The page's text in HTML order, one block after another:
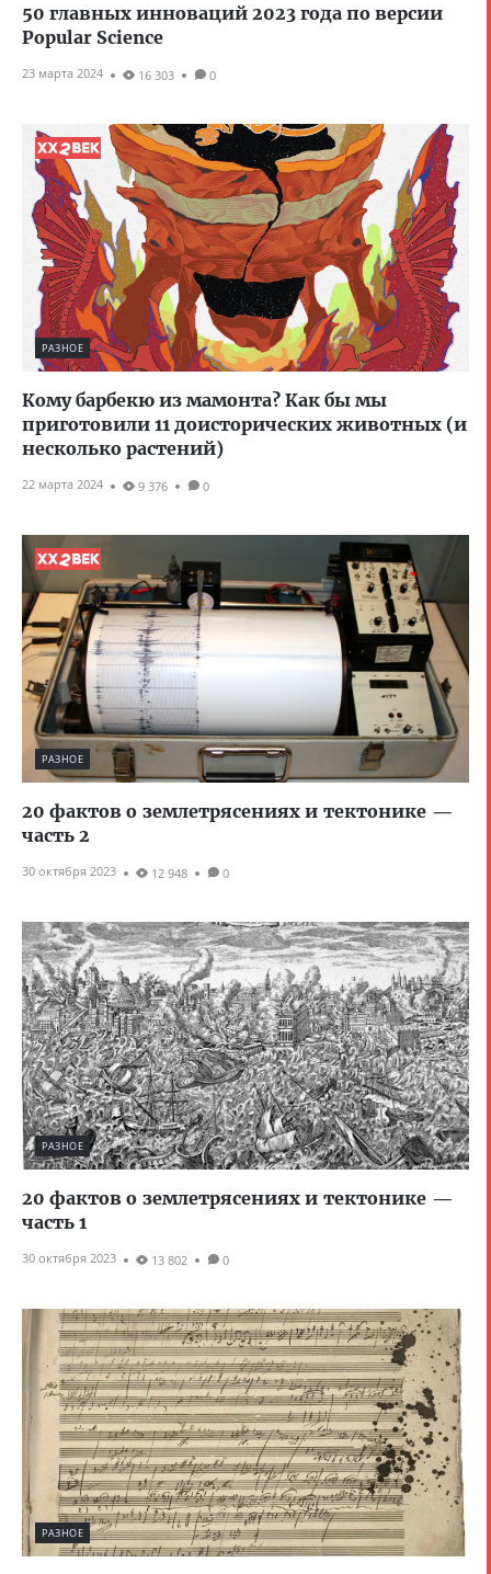
50 главных инноваций 2023 года по версии
Popular Science
23 марта 2024 16 303 0
РАЗНОЕ
Кому барбекю из мамонта? Как бы мы
приготовили 11 доисторических животных (и
несколько растений)
22 марта 2024 9 376 0
РАЗНОЕ
20 фактов о землетрясениях и тектонике —
часть 2
30 октября 2023 12 948 0
РАЗНОЕ
20 фактов о землетрясениях и тектонике —
часть 1
30 октября 2023 13 802 0
РАЗНОЕ